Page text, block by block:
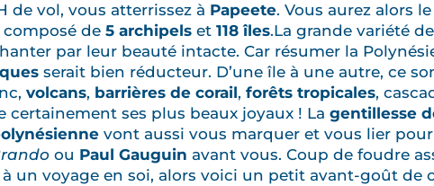
de vol, vous atterrissez à Papeete. Vous aurez alors
composé de 5 archipels et 118 îles.La grande variété
par leur beauté intacte. Car résumer la
serait bien réducteur. D’une île à une autre, ce
volcans, barrières de corail, forêts tropicales,
certainement ses plus beaux joyaux ! La gentillesse
vont aussi vous marquer et vous lier
ou Paul Gauguin avant vous. Coup de foudre
un voyage en soi, alors voici un petit avant-goût de